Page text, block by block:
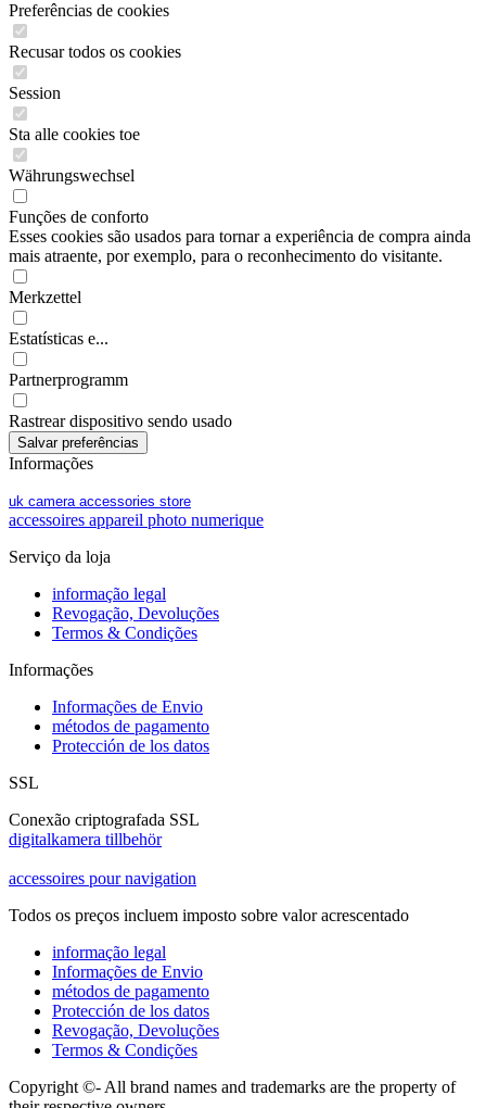
Preferências de cookies
Recusar todos os cookies
Session
Sta alle cookies toe
Währungswechsel
Funções de conforto
Esses cookies são usados para tornar a experiência de compra ainda
mais atraente, por exemplo, para o reconhecimento do visitante.
Merkzettel
Estatísticas e...
Partnerprogramm
Rastrear dispositivo sendo usado
Informações
uk camera accessories store
accessoires appareil photo numerique
Serviço da loja
informação legal
Revogação, Devoluções
Termos & Condições
Informações
Informações de Envio
métodos de pagamento
Protección de los datos
SSL
Conexão criptografada SSL
digitalkamera tillbehör
accessoires pour navigation
Todos os preços incluem imposto sobre valor acrescentado
informação legal
Informações de Envio
métodos de pagamento
Protección de los datos
Revogação, Devoluções
Termos & Condições
Copyright ©- All brand names and trademarks are the property of